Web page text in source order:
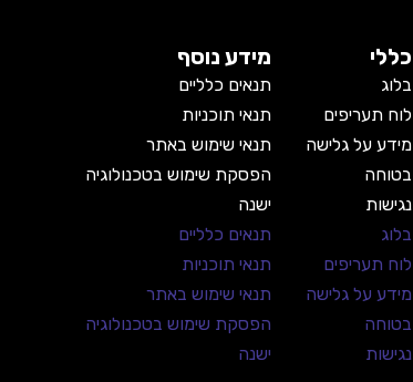
כללי
בלוג
לוח תעריפים
מידע על גלישה
בטוחה
נגישות
בלוג
לוח תעריפים
מידע על גלישה
בטוחה
נגישות
מידע נוסף
תנאים כלליים
תנאי תוכניות
תנאי שימוש באתר
הפסקת שימוש בטכנולוגיה
ישנה
תנאים כלליים
תנאי תוכניות
תנאי שימוש באתר
הפסקת שימוש בטכנולוגיה
ישנה